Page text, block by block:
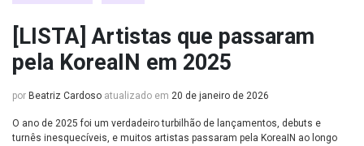
[LISTA] Artistas que passaram
pela KoreaIN em 2025
por Beatriz Cardoso atualizado em 20 de janeiro de 2026
O ano de 2025 foi um verdadeiro turbilhão de lançamentos, debuts e
turnês inesquecíveis, e muitos artistas passaram pela KoreaIN ao longo